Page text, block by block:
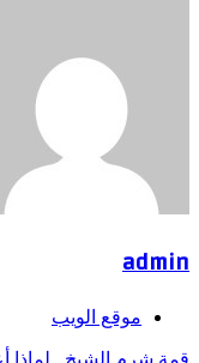
admin
موقع الويب
قمة شرم الشيخ.. لماذا